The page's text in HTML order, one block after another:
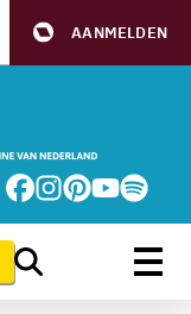
AANMELDEN